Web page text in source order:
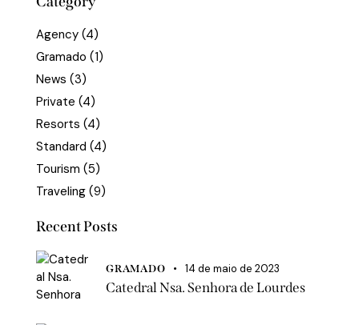
Agency (4)
Gramado (1)
News (3)
Private (4)
Resorts (4)
Standard (4)
Tourism (5)
Traveling (9)
Recent Posts
GRAMADO 14 de maio de 2023
Catedral Nsa. Senhora de Lourdes